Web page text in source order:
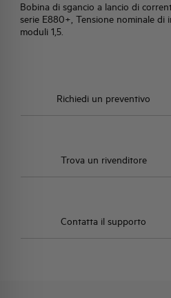
Bobina di sgancio a lancio di
serie E880+, Tensione nominale di
moduli 1,5.
Richiedi un preventivo
Trova un rivenditore
Contatta il supporto